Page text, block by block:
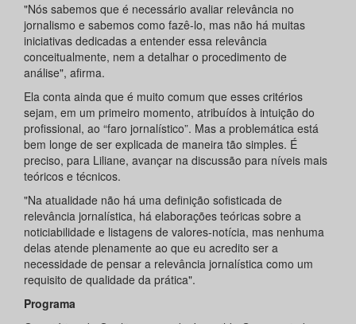
"Nós sabemos que é necessário avaliar relevância no
jornalismo e sabemos como fazê-lo, mas não há muitas
iniciativas dedicadas a entender essa relevância
conceitualmente, nem a detalhar o procedimento de
análise", afirma.
Ela conta ainda que é muito comum que esses critérios
sejam, em um primeiro momento, atribuídos à intuição do
profissional, ao “faro jornalístico”. Mas a problemática está
bem longe de ser explicada de maneira tão simples. É
preciso, para Liliane, avançar na discussão para níveis mais
teóricos e técnicos.
"Na atualidade não há uma definição sofisticada de
relevância jornalística, há elaborações teóricas sobre a
noticiabilidade e listagens de valores-notícia, mas nenhuma
delas atende plenamente ao que eu acredito ser a
necessidade de pensar a relevância jornalística como um
requisito de qualidade da prática".
Programa